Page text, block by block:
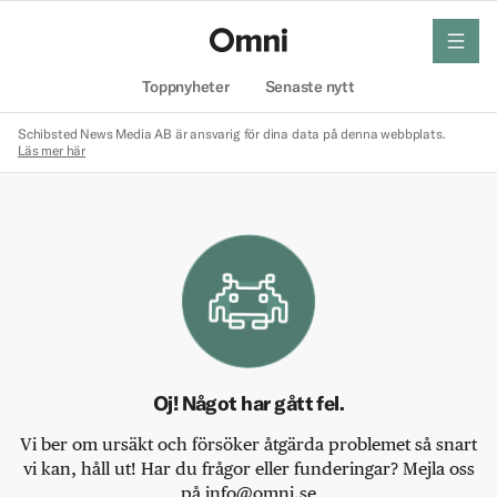
Toppnyheter Senaste nytt
meny
Schibsted News Media AB är ansvarig för dina data på denna webbplats.
Läs mer här
Oj! Något har gått fel.
Vi ber om ursäkt och försöker åtgärda problemet så snart
vi kan, håll ut! Har du frågor eller funderingar? Mejla oss